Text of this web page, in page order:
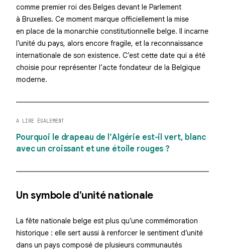
comme premier roi des Belges devant le Parlement
à Bruxelles. Ce moment marque officiellement la mise
en place de la monarchie constitutionnelle belge. Il incarne
l’unité du pays, alors encore fragile, et la reconnaissance
internationale de son existence. C’est cette date qui a été
choisie pour représenter l’acte fondateur de la Belgique
moderne.
A LIRE ÉGALEMENT
Pourquoi le drapeau de l’Algérie est-il vert, blanc
avec un croissant et une étoile rouges ?
Un symbole d’unité nationale
La fête nationale belge est plus qu’une commémoration
historique : elle sert aussi à renforcer le sentiment d’unité
dans un pays composé de plusieurs communautés